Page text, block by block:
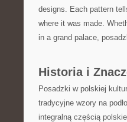
designs. Each pattern
where it was made.
⁢in a‍ grand palace,
Historia i
Posadzki w polskiej
tradycyjne wzory na
integralną częścią